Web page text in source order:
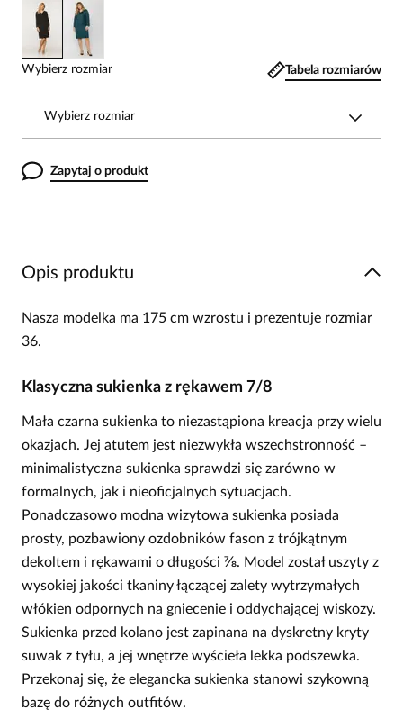
Wybierz rozmiar Tabela rozmiarów
Wybierz rozmiar
Zapytaj o produkt
Opis produktu
Nasza modelka ma 175 cm wzrostu i prezentuje rozmiar
36.
Klasyczna sukienka z rękawem 7/8
Mała czarna sukienka to niezastąpiona kreacja przy wielu
okazjach. Jej atutem jest niezwykła wszechstronność –
minimalistyczna sukienka sprawdzi się zarówno w
formalnych, jak i nieoficjalnych sytuacjach.
Ponadczasowo modna wizytowa sukienka posiada
prosty, pozbawiony ozdobników fason z trójkątnym
dekoltem i rękawami o długości ⅞. Model został uszyty z
wysokiej jakości tkaniny łączącej zalety wytrzymałych
włókien odpornych na gniecenie i oddychającej wiskozy.
Sukienka przed kolano jest zapinana na dyskretny kryty
suwak z tyłu, a jej wnętrze wyścieła lekka podszewka.
Przekonaj się, że elegancka sukienka stanowi szykowną
bazę do różnych outfitów.